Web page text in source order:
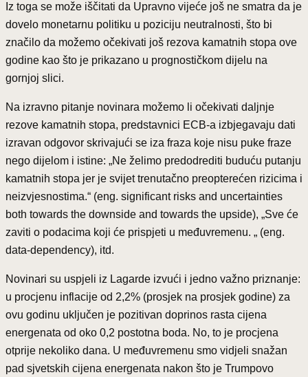
Iz toga se može iščitati da Upravno vijeće još ne smatra da je
dovelo monetarnu politiku u poziciju neutralnosti, što bi
značilo da možemo očekivati još rezova kamatnih stopa ove
godine kao što je prikazano u prognostičkom dijelu na
gornjoj slici.
Na izravno pitanje novinara možemo li očekivati daljnje
rezove kamatnih stopa, predstavnici ECB-a izbjegavaju dati
izravan odgovor skrivajući se iza fraza koje nisu puke fraze
nego dijelom i istine: „Ne želimo predodrediti buduću putanju
kamatnih stopa jer je svijet trenutačno preopterećen rizicima i
neizvjesnostima.“ (eng. significant risks and uncertainties
both towards the downside and towards the upside), „Sve će
zaviti o podacima koji će prispjeti u međuvremenu. „ (eng.
data-dependency), itd.
Novinari su uspjeli iz Lagarde izvući i jedno važno priznanje:
u procjenu inflacije od 2,2% (prosjek na prosjek godine) za
ovu godinu uključen je pozitivan doprinos rasta cijena
energenata od oko 0,2 postotna boda. No, to je procjena
otprije nekoliko dana. U međuvremenu smo vidjeli snažan
pad sjvetskih cijena energenata nakon što je Trumpovo